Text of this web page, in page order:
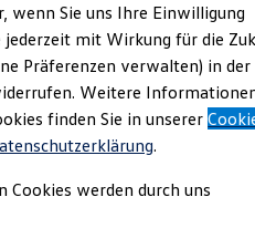
und Gebrauchtwagen
Gebrauchtwagen
wenn Sie uns Ihre Einwilligung
jederzeit mit Wirkung für die
Präferenzen verwalten) in der
Weitere
finden Sie in unserer
.
Cookies werden durch uns